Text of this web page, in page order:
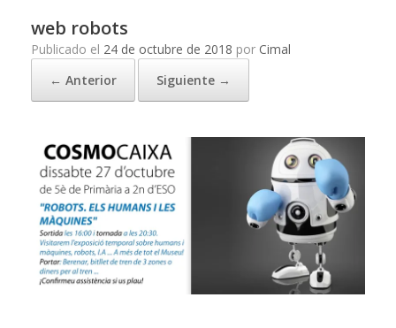
web robots
Publicado el 24 de octubre de 2018 por Cimal
← Anterior
Siguiente →